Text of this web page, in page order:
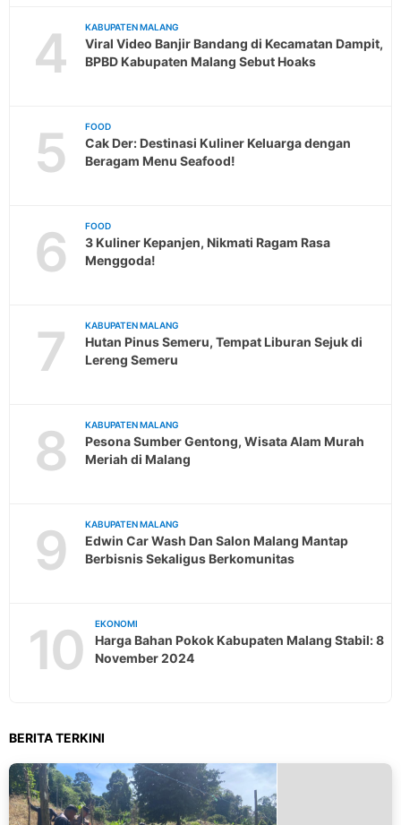
4 KABUPATEN MALANG
Viral Video Banjir Bandang di Kecamatan Dampit,
BPBD Kabupaten Malang Sebut Hoaks
5 FOOD
Cak Der: Destinasi Kuliner Keluarga dengan
Beragam Menu Seafood!
6 FOOD
3 Kuliner Kepanjen, Nikmati Ragam Rasa
Menggoda!
7 KABUPATEN MALANG
Hutan Pinus Semeru, Tempat Liburan Sejuk di
Lereng Semeru
8 KABUPATEN MALANG
Pesona Sumber Gentong, Wisata Alam Murah
Meriah di Malang
9 KABUPATEN MALANG
Edwin Car Wash Dan Salon Malang Mantap
Berbisnis Sekaligus Berkomunitas
10 EKONOMI
Harga Bahan Pokok Kabupaten Malang Stabil: 8
November 2024
BERITA TERKINI